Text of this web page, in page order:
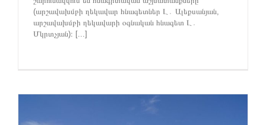
(արշավախմբի ղեկավար հնագետներ Լ․ Ալեքսանյան,
արշավախմբի ղեկավարի օգնական հնագետ Լ․
Մկրտչյան)։ [...]